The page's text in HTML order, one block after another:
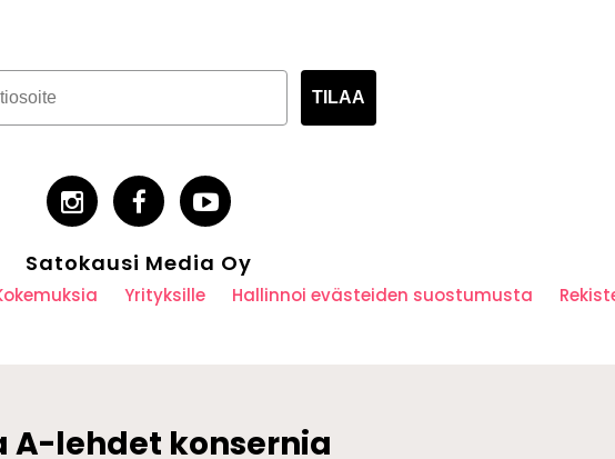
TILAA
Satokausi Media Oy
Yrityksille Hallinnoi evästeiden suostumusta
A-lehdet konsernia